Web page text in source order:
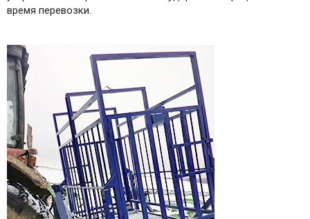
время перевозки.